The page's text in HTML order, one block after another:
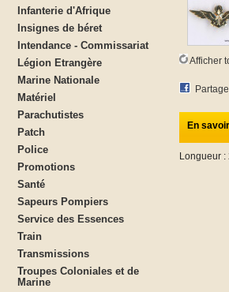
Infanterie d'Afrique
Insignes de béret
Intendance - Commissariat
Légion Etrangère
Marine Nationale
Matériel
Parachutistes
Patch
Police
Promotions
Santé
Sapeurs Pompiers
Service des Essences
Train
Transmissions
Troupes Coloniales et de
Marine
Afficher
En
Longueur :